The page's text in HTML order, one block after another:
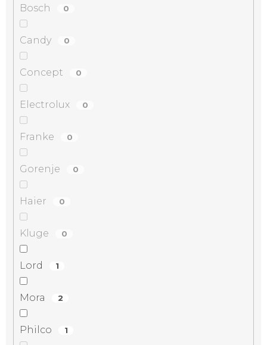
Bosch 0
Candy 0
Concept 0
Electrolux 0
Franke 0
Gorenje 0
Haier 0
Kluge 0
Lord 1
Mora 2
Philco 1